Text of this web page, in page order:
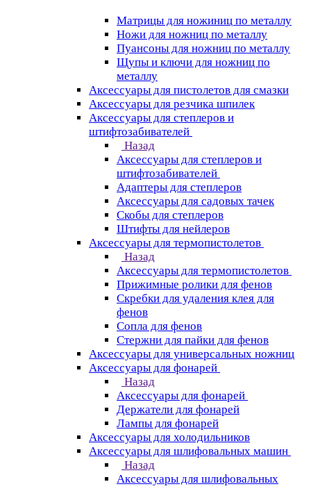
Матрицы для ножиниц по металлу
Ножи для ножниц по металлу
Пуансоны для ножниц по металлу
Щупы и ключи для ножниц по
металлу
Аксессуары для пистолетов для смазки
Аксессуары для резчика шпилек
Аксессуары для степлеров и
штифтозабивателей
Назад
Аксессуары для степлеров и
штифтозабивателей
Адаптеры для степлеров
Аксессуары для садовых тачек
Скобы для степлеров
Штифты для нейлеров
Аксессуары для термопистолетов
Назад
Аксессуары для термопистолетов
Прижимные ролики для фенов
Скребки для удаления клея для
фенов
Сопла для фенов
Стержни для пайки для фенов
Аксессуары для универсальных ножниц
Аксессуары для фонарей
Назад
Аксессуары для фонарей
Держатели для фонарей
Лампы для фонарей
Аксессуары для холодильников
Аксессуары для шлифовальных машин
Назад
Аксессуары для шлифовальных